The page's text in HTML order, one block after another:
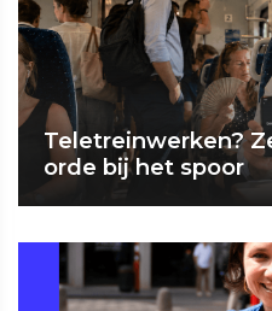
Teletreinwerken?
orde bij het spoor